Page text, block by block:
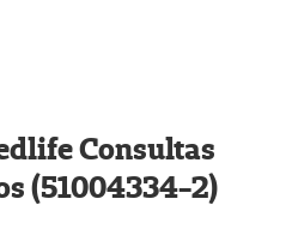
Consultas
(51004334-2)